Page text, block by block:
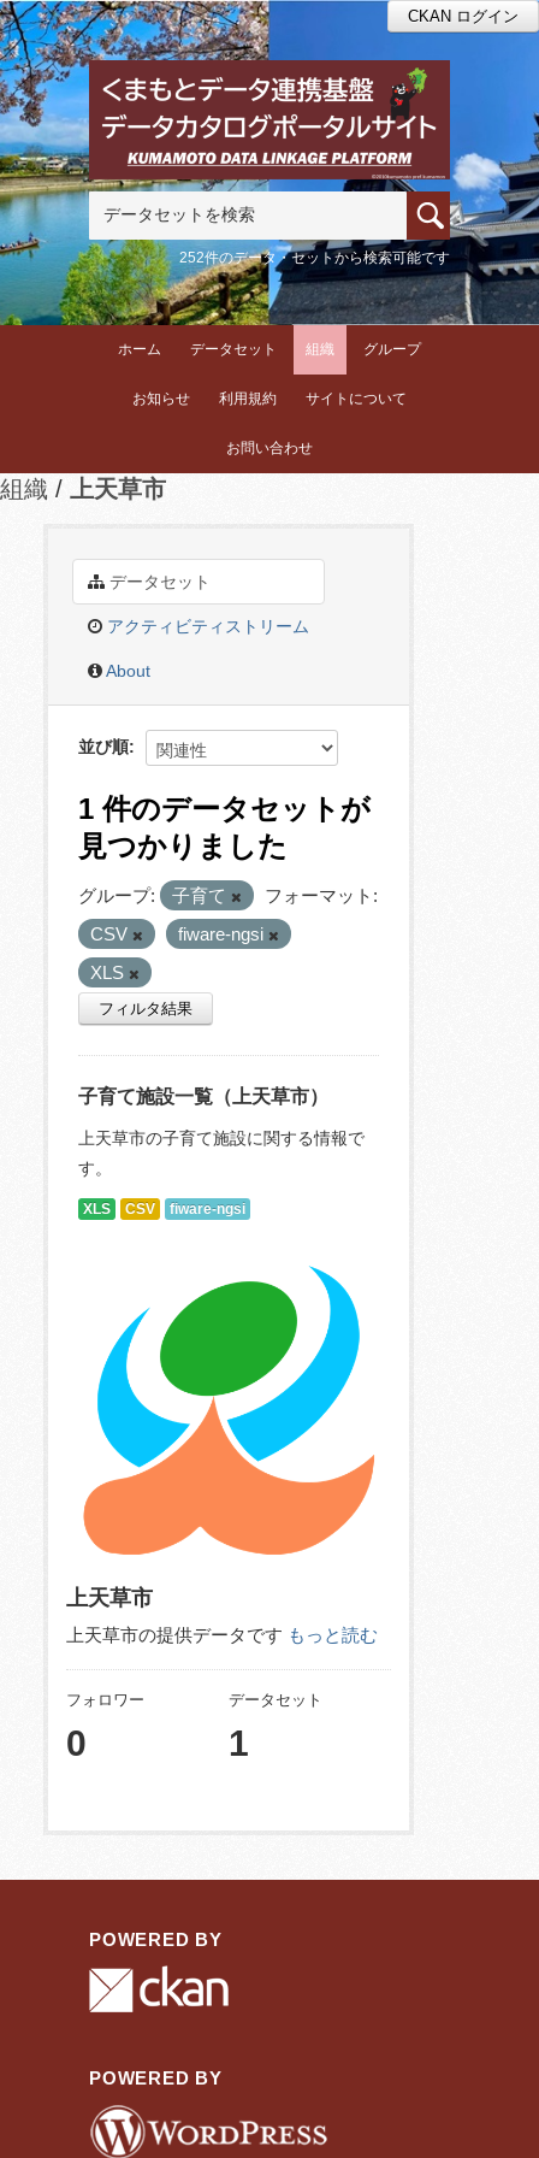
CKAN ログイン
252件のデータ・セットから検索可能です
ホーム データセット 組織 グループ
お知らせ 利用規約 サイトについて
お問い合わせ
組織 上天草市
データセット
アクティビティストリーム
About
並び順
1 件のデータセットが
見つかりました
グループ: 子育て
フォーマット:
CSV
fiware-ngsi
XLS
フィルタ結果
子育て施設一覧（上天草市）
上天草市の子育て施設に関する情報で
す。
XLS CSV fiware-ngsi
上天草市
上天草市の提供データです もっと読む
フォロワー
0
データセット
1
POWERED BY
POWERED BY